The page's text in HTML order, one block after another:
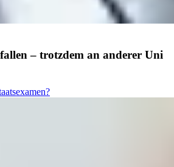
– trotzdem an anderer Uni